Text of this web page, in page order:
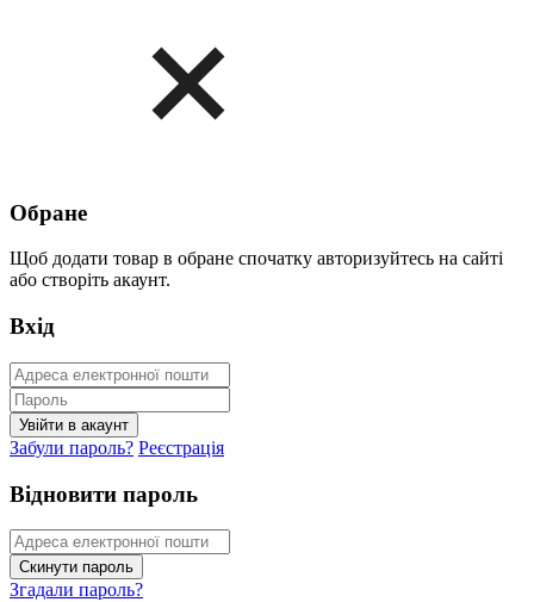
Обране
Щоб додати товар в обране спочатку авторизуйтесь на сайті
або створіть акаунт.
Вхід
Забули пароль? Реєстрація
Відновити пароль
Згадали пароль?